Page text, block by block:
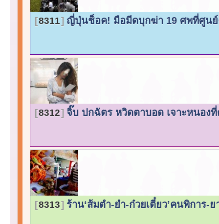
8311 ญี่ปุ่นช็อค! มือมีดบุกฆ่า 19 ศพที่ศูน
8312 จิ๊บ ปกฉัตร หวิดตาบอด เจาะหนอง
8313 ร้าน‘ส้มตำ-ยำ-ก๋วยเตี๋ยว’คนพิการ-